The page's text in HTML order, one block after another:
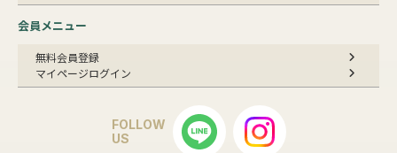
会員メニュー
無料会員登録
マイページログイン
FOLLOW
US